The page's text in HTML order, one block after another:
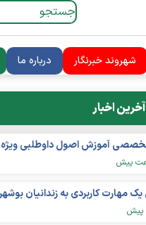
شهروند خبرنگار درباره ما
آخرین اخبار